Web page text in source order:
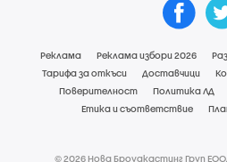
Реклама Реклама избори 2026
Тарифа за откъси
Доставчици
Поверителност
Политика ЛД
Етика и съответствие
© 2026 Нова Броудкастинг Груп